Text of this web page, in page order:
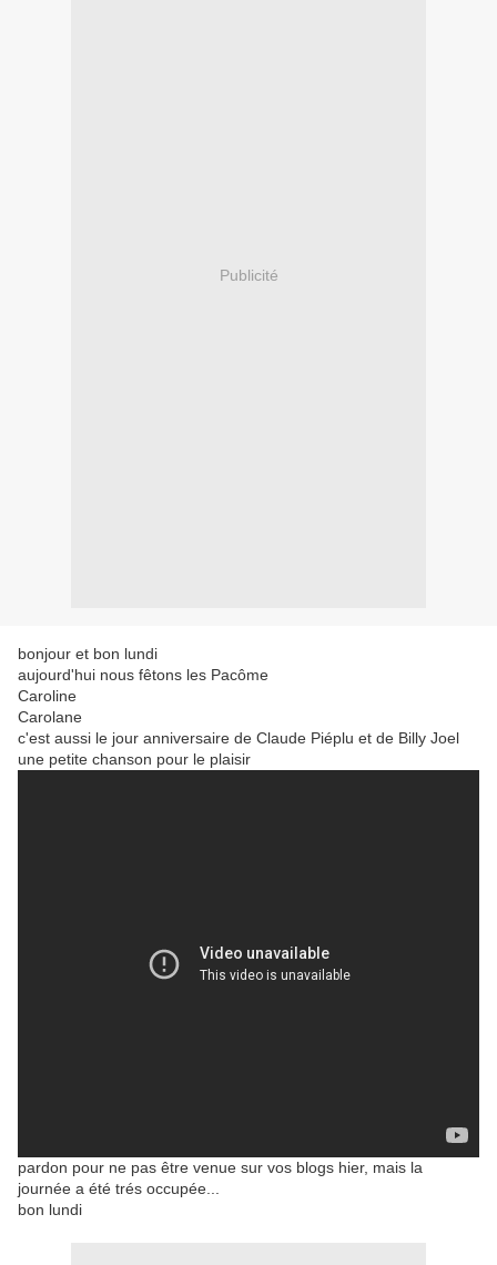
Publicité
bonjour et bon lundi
aujourd'hui nous fêtons les Pacôme
Caroline
Carolane
c'est aussi le jour anniversaire de Claude Piéplu et de Billy Joel
une petite chanson pour le plaisir
pardon pour ne pas être venue sur vos blogs hier, mais la
journée a été trés occupée...
bon lundi